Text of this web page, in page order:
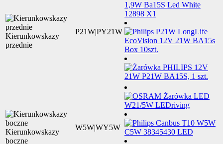
Kierunkowskazy
przednie
P21W|PY21W
Kierunkowskazy
boczne
W5W|WY5W